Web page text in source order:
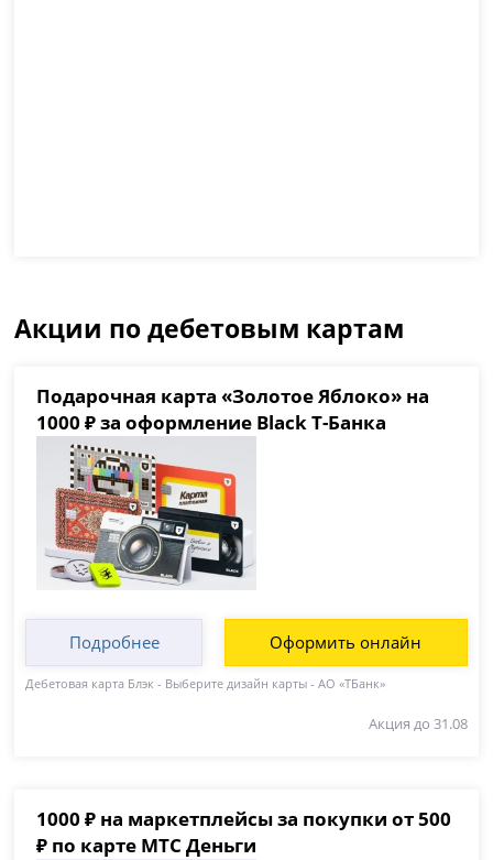
Акции по дебетовым картам
Подарочная карта «Золотое Яблоко» на
1000 ₽ за оформление Black Т-Банка
Подробнее Оформить онлайн
Дебетовая карта Блэк - Выберите дизайн карты - АО «ТБанк»
Акция до 31.08
1000 ₽ на маркетплейсы за покупки от 500
₽ по карте МТС Деньги